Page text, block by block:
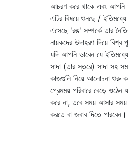
আচরণ করে থাকে এবং আপনি
এটির বিষয়ে শুনছে /
এসেছে 'রঙ' সম্পর্কে তার
নায়কদের উদাহরণ দিয়ে বিশ্ব
যদি আপনি ভাবেন যে
সাদা (তার স্তরে) সাদা সহ
কাজগুলি নিয়ে আলোচনা শুরু
প্রেমময় পরিবারে বেড়ে ওঠেন
করে না, তবে সময় আসার সময়
করতে বা জবাব দিতে পারবেন।